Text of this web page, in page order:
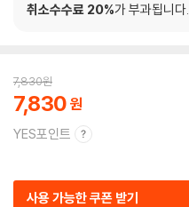
취소수수료 20%가 부과됩니다.
7,830원
7,830
YES포인트
사용 가능한 쿠폰 받기